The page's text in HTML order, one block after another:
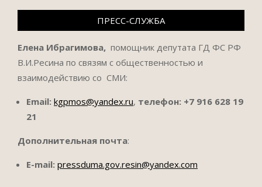
ПРЕСС-СЛУЖБА
Елена Ибрагимова, помощник депутата ГД ФС РФ
В.И.Ресина по связям с общественностью и
взаимодействию со СМИ:
Email: kgpmos@yandex.ru, телефон: +7 916 628 19
21
Дополнительная почта:
E-mail: pressduma.gov.resin@yandex.com